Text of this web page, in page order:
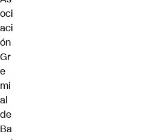
oci
aci
ón
Gr
e
mi
al
de
Ba